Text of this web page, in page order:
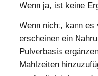
Wenn ja, ist keine
Wenn nicht, kann es
erscheinen ein
Pulverbasis
Mahlzeiten